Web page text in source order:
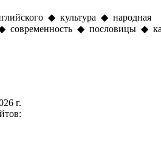
◆ культура ◆ народная
современность ◆ пословицы ◆
г.